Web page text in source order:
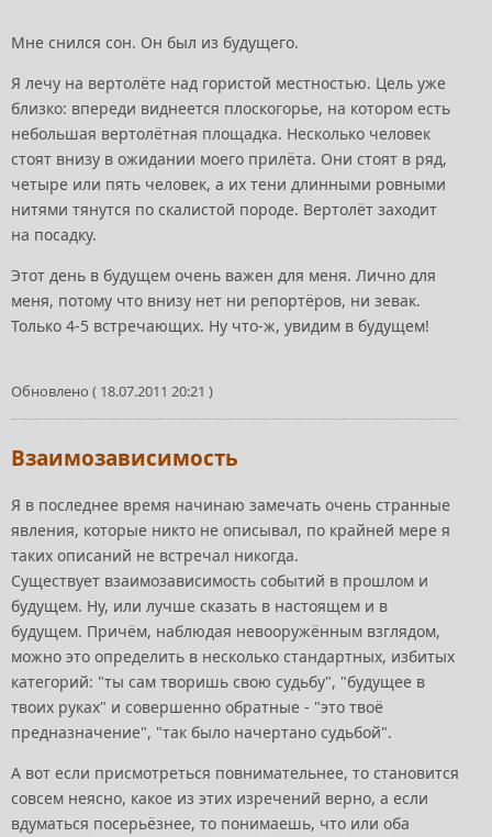
Мне снился сон. Он был из будущего.
Я лечу на вертолёте над гористой местностью. Цель уже
близко: впереди виднеется плоскогорье, на котором есть
небольшая вертолётная площадка. Несколько человек
стоят внизу в ожидании моего прилёта. Они стоят в ряд,
четыре или пять человек, а их тени длинными ровными
нитями тянутся по скалистой породе. Вертолёт заходит
на посадку.
Этот день в будущем очень важен для меня. Лично для
меня, потому что внизу нет ни репортёров, ни зевак.
Только 4-5 встречающих. Ну что-ж, увидим в будущем!
Обновлено ( 18.07.2011 20:21 )
Взаимозависимость
Я в последнее время начинаю замечать очень странные
явления, которые никто не описывал, по крайней мере я
таких описаний не встречал никогда.
Существует взаимозависимость событий в прошлом и
будущем. Ну, или лучше сказать в настоящем и в
будущем. Причём, наблюдая невооружённым взглядом,
можно это определить в несколько стандартных, избитых
категорий: "ты сам творишь свою судьбу", "будущее в
твоих руках" и совершенно обратные - "это твоё
предназначение", "так было начертано судьбой".
А вот если присмотреться повнимательнее, то становится
совсем неясно, какое из этих изречений верно, а если
вдуматься посерьёзнее, то понимаешь, что или оба